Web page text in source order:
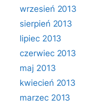
wrzesień 2013
sierpień 2013
lipiec 2013
czerwiec 2013
maj 2013
kwiecień 2013
marzec 2013